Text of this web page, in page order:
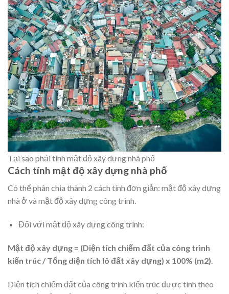
Tại sao phải tính mật độ xây dựng nhà phố
Cách tính mật độ xây dựng nhà phố
Có thể phân chia thành 2 cách tính đơn giản: mật độ xây dựng
nhà ở và mật độ xây dựng công trình.
Đối với mật độ xây dựng công trình:
Mật độ xây dựng = (Diện tích chiếm đất của công trình
kiến trúc / Tổng diện tích lô đất xây dựng) x 100% (m2)
Diện tích chiếm đất của công trình kiến trúc được tính theo